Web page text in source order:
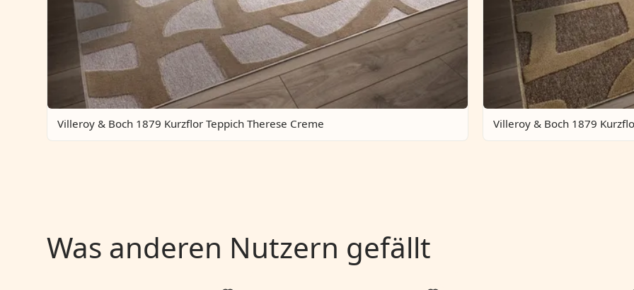
Villeroy & Boch 1879 Kurzflor Teppich Therese Creme Villeroy & Boch 1879
Was anderen Nutzern gefällt